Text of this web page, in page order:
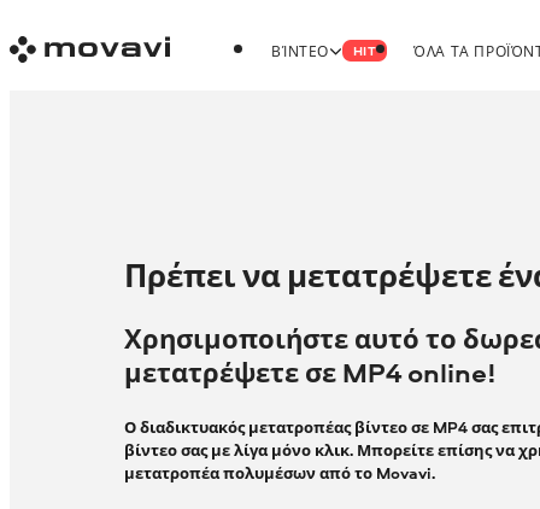
ΒΊΝΤΕΟ HIT ΌΛΑ ΤΑ
Πρέπει να μετατρέψετε
Χρησιμοποιήστε αυτό το
μετατρέψετε σε MP4 online!
Ο διαδικτυακός μετατροπέας βίντεο σε MP4 σας
βίντεο σας με λίγα μόνο κλικ. Μπορείτε επίσης να
μετατροπέα πολυμέσων από το Movavi.